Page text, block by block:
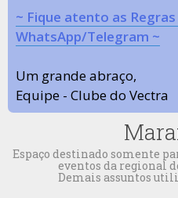
~ Fique atento as
WhatsApp/Telegram ~
Um grande abraço,
Equipe - Clube do Vectra
Espaço destinado somente
eventos da regional
Demais assuntos